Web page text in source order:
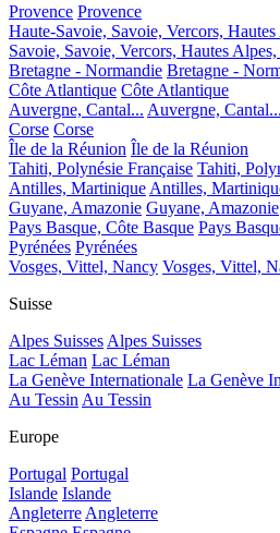
Provence Provence
Haute-Savoie, Savoie, Vercors,
Savoie, Savoie, Vercors, Hautes
Bretagne - Normandie Bretagne -
Côte Atlantique Côte Atlantique
Auvergne, Cantal... Auvergne, Cantal...
Corse Corse
Île de la Réunion Île de la Réunion
Tahiti, Polynésie Française Tahiti,
Antilles, Martinique Antilles,
Guyane, Amazonie Guyane, Amazonie
Pays Basque, Côte Basque Pays
Pyrénées Pyrénées
Vosges, Vittel, Nancy Vosges, Vittel,
Suisse
Alpes Suisses Alpes Suisses
Lac Léman Lac Léman
La Genève Internationale La Genève
Au Tessin Au Tessin
Europe
Portugal Portugal
Islande Islande
Angleterre Angleterre